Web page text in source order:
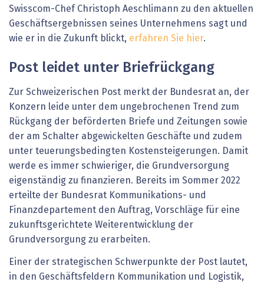
Swisscom-Chef Christoph Aeschlimann zu den aktuellen
Geschäftsergebnissen seines Unternehmens sagt und
wie er in die Zukunft blickt, erfahren Sie hier.
Post leidet unter Briefrückgang
Zur Schweizerischen Post merkt der Bundesrat an, der
Konzern leide unter dem ungebrochenen Trend zum
Rückgang der beförderten Briefe und Zeitungen sowie
der am Schalter abgewickelten Geschäfte und zudem
unter teuerungsbedingten Kostensteigerungen. Damit
werde es immer schwieriger, die Grundversorgung
eigenständig zu finanzieren. Bereits im Sommer 2022
erteilte der Bundesrat Kommunikations- und
Finanzdepartement den Auftrag, Vorschläge für eine
zukunftsgerichtete Weiterentwicklung der
Grundversorgung zu erarbeiten.
Einer der strategischen Schwerpunkte der Post lautet,
in den Geschäftsfeldern Kommunikation und Logistik,